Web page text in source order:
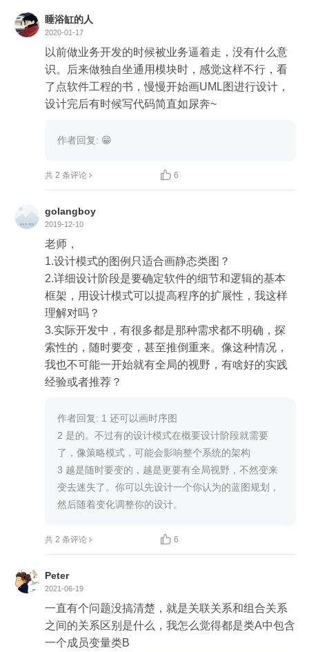
睡浴缸的人
2020-01-17
以前做业务开发的时候被业务逼着走，没有什么意
识。后来做独自坐通用模块时，感觉这样不行，看
了点软件工程的书，慢慢开始画UML图进行设计，
设计完后有时候写代码简直如尿奔~
作者回复: 😁
共 2 条评论  6
golangboy
2019-12-10
老师，
1.设计模式的图例只适合画静态类图？
2.详细设计阶段是要确定软件的细节和逻辑的基本
框架，用设计模式可以提高程序的扩展性，我这样
理解对吗？
3.实际开发中，有很多都是那种需求都不明确，探
索性的，随时要变，甚至推倒重来。像这种情况，
我也不可能一开始就有全局的视野，有啥好的实践
经验或者推荐？
作者回复: 1 还可以画时序图
2 是的。不过有的设计模式在概要设计阶段就需要
了，像策略模式，可能会影响整个系统的架构
3 越是随时要变的，越是更要有全局视野，不然变来
变去迷失了。你可以先设计一个你认为的蓝图规划，
然后随着变化调整你的设计。
共 2 条评论  6
Peter
2021-06-19
一直有个问题没搞清楚，就是关联关系和组合关系
之间的关系区别是什么，我怎么觉得都是类A中包含
一个成员变量类B